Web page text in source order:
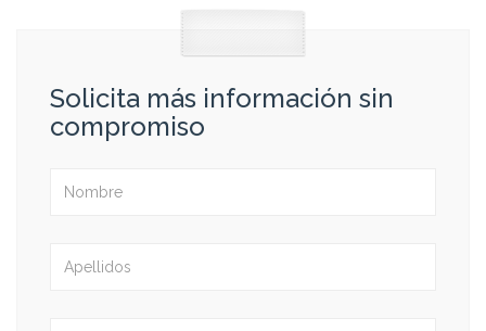
Solicita más información sin
compromiso